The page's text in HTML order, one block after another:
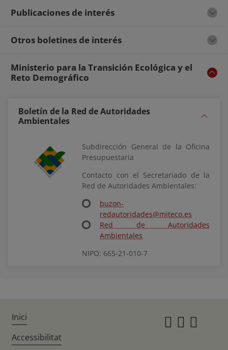
Publicaciones de interés
Otros boletines de interés
Ministerio para la Transición Ecológica y el
Reto Demográfico
Boletín de la Red de Autoridades
Ambientales
Subdirección General de la Oficina
Presupuestaria
Contacto con el Secretariado de la
Red de Autoridades Ambientales:
buzon-
redautoridades@miteco.es
Red de Autoridades
Ambientales
NIPO: 665-21-010-7
Inici
Accessibilitat